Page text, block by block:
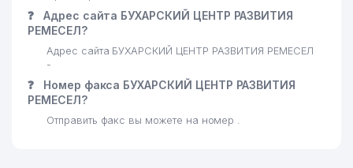
❓
Адрес сайта БУХАРСКИЙ ЦЕНТР РАЗВИТИЯ
РЕМЕСЕЛ?
Адрес сайта БУХАРСКИЙ ЦЕНТР РАЗВИТИЯ РЕМЕСЕЛ
-
❓
Номер факса БУХАРСКИЙ ЦЕНТР РАЗВИТИЯ
РЕМЕСЕЛ?
Отправить факс вы можете на номер .